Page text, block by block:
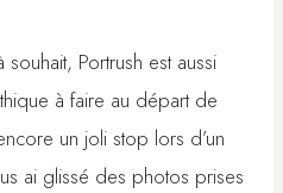
souhait, Portrush est aussi
à faire au départ de
un joli stop lors d’un
ai glissé des photos prises